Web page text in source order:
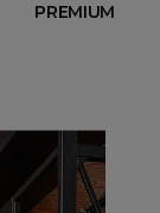
PREMIUM